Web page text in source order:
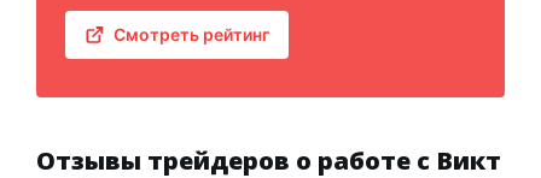
Смотреть рейтинг
Отзывы трейдеров о работе с Викт